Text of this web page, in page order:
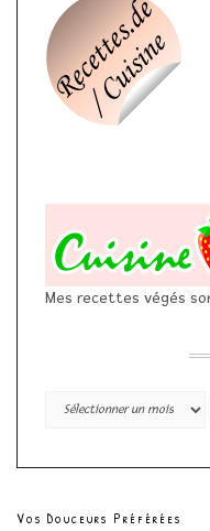
Mes recettes végés
Archives
Vos Douceurs Préférées